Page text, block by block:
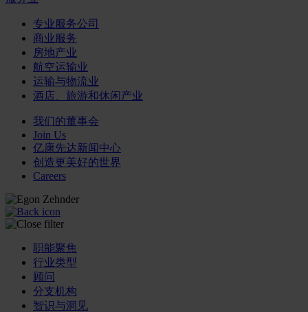
专业服务公司
商业服务
房地产业
航空运输业
运输与物流业
酒店、旅游和休闲产业
我们的董事会
Join Us
亿康先达新闻中心
创造更美好的世界
Careers
职能聚焦
行业类型
顾问
分支机构
智识与洞见